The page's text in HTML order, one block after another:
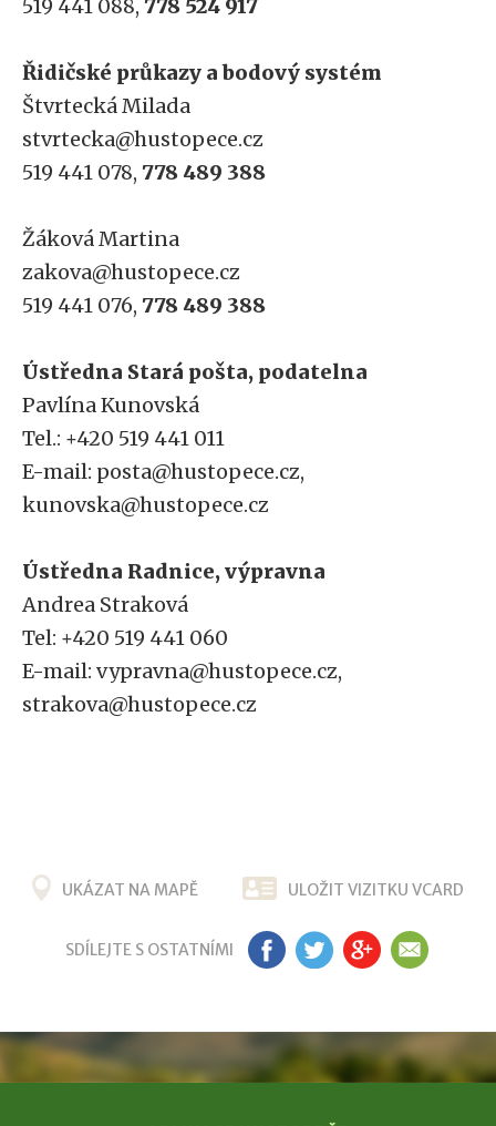
519 441 088, 778 524 917
Řidičské průkazy a bodový systém
Štvrtecká Milada
stvrtecka@hustopece.cz
519 441 078, 778 489 388
Žáková Martina
zakova@hustopece.cz
519 441 076, 778 489 388
Ústředna Stará pošta, podatelna
Pavlína Kunovská
Tel.: +420 519 441 011
E-mail: posta@hustopece.cz,
kunovska@hustopece.cz
Ústředna Radnice, výpravna
Andrea Straková
Tel: +420 519 441 060
E-mail: vypravna@hustopece.cz,
strakova@hustopece.cz
UKÁZAT NA MAPĚ ULOŽIT VIZITKU VCARD
SDÍLEJTE S OSTATNÍMI FB TW G+ EM